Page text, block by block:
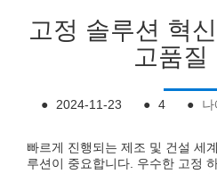
고정 솔루션 혁
고품질
● 2024-11-23 ● 4 ●
빠르게 진행되는 제조 및 건설 세
루션이 중요합니다. 우수한 고정